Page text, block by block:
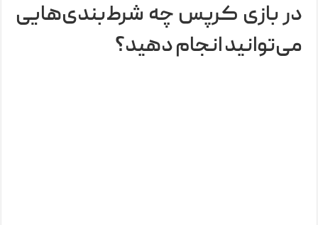
در بازی کرپس چه شرط‌‌بندی‌هایی
می‌توانید انجام دهید؟